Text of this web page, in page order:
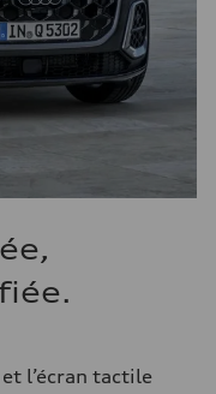
l’écran tactile